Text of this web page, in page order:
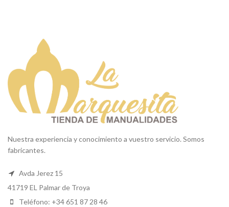
Nuestra experiencia y conocimiento a vuestro servicio. Somos
fabricantes.
Avda Jerez 15
41719 EL Palmar de Troya
Teléfono: +34 651 87 28 46